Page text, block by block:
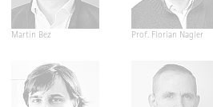
Martin Bez Prof. Florian Nagler